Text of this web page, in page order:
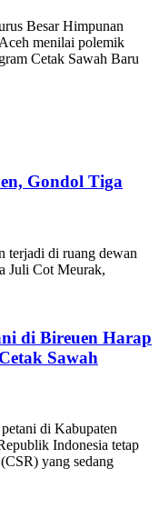
Besar Himpunan
menilai polemik
Cetak Sawah Baru
Gondol Tiga
di ruang dewan
Juli Cot Meurak,
di Bireuen Harap
Sawah
di Kabupaten
Indonesia tetap
yang sedang